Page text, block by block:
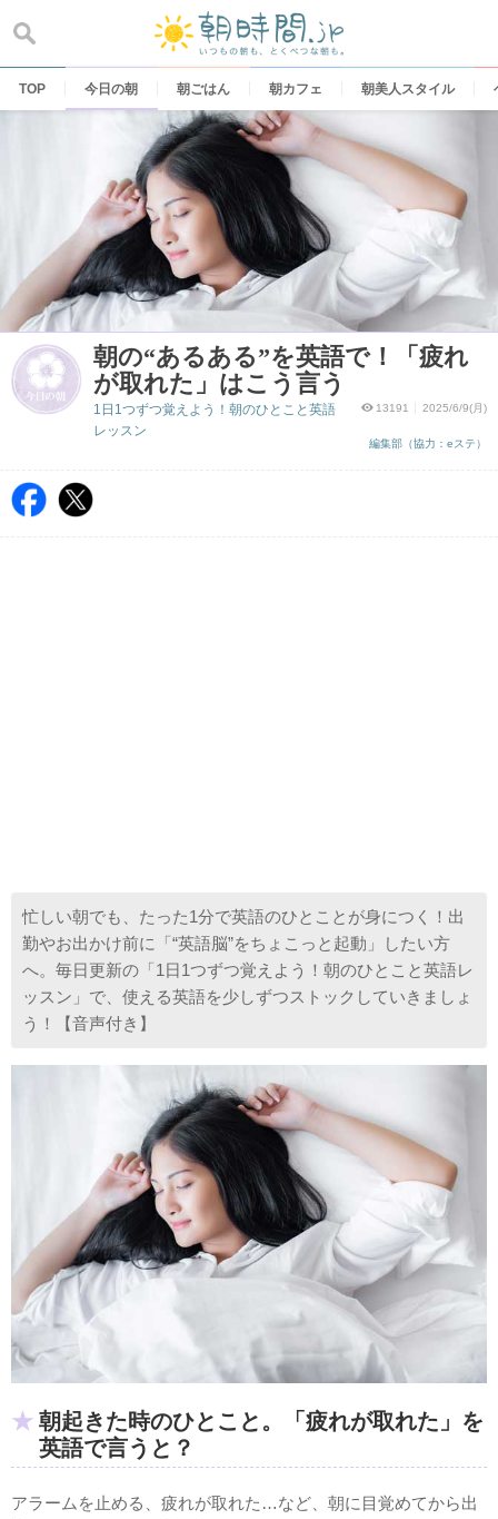
content
TOP 今日の朝 朝ごはん 朝カフェ 朝美人スタイル
朝の“あるある”を英語で！「疲れ
が取れた」はこう言う
13191 2025/6/9(月)
編集部（協力：eステ）
1日1つずつ覚えよう！朝のひとこと英語
レッスン
忙しい朝でも、たった1分で英語のひとことが身につく！出
勤やお出かけ前に「“英語脳”をちょこっと起動」したい方
へ。毎日更新の「1日1つずつ覚えよう！朝のひとこと英語レ
ッスン」で、使える英語を少しずつストックしていきましょ
う！【音声付き】
朝起きた時のひとこと。「疲れが取れた」を
英語で言うと？
アラームを止める、疲れが取れた…など、朝に目覚めてから出